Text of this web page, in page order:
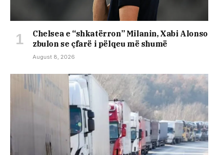
Chelsea e “shkatërron” Milanin, Xabi Alonso
zbulon se çfarë i pëlqeu më shumë
August 8, 2026